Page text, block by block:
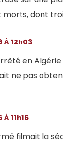
morts, dont
en
ne pas
À 12h03
filmait la
À 11h16